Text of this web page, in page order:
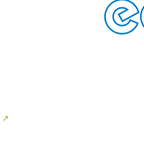
↗